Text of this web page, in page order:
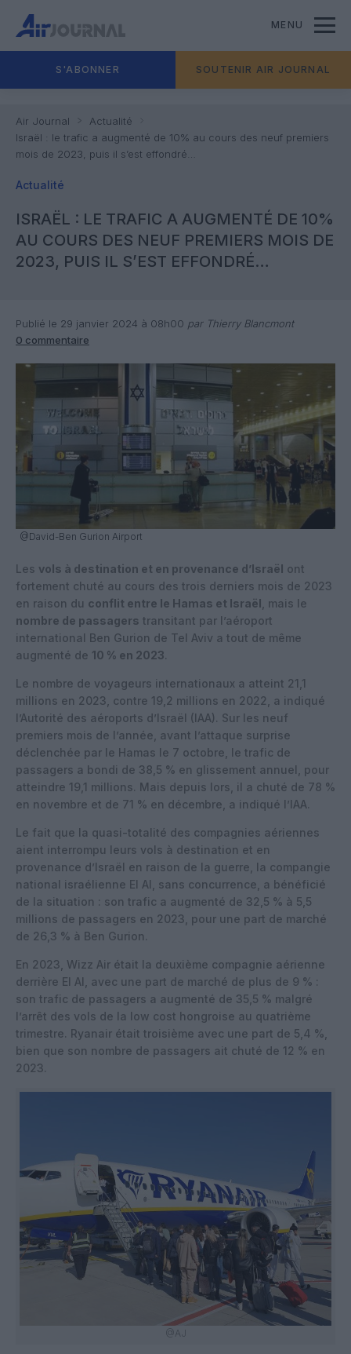
MENU
S'ABONNER SOUTENIR AIR JOURNAL
Air Journal
Actualité
Israël : le trafic a augmenté de 10% au cours des neuf premiers
mois de 2023, puis il s’est effondré…
Actualité
ISRAËL : LE TRAFIC A AUGMENTÉ DE 10%
AU COURS DES NEUF PREMIERS MOIS DE
2023, PUIS IL S’EST EFFONDRÉ…
Publié le 29 janvier 2024 à 08h00 par Thierry Blancmont
0 commentaire
@David-Ben Gurion Airport
Les vols à destination et en provenance d’Israël ont
fortement chuté au cours des trois derniers mois de 2023
en raison du conflit entre le Hamas et Israël , mais le
nombre de passagers transitant par l’aéroport
international Ben Gurion de Tel Aviv a tout de même
augmenté de 10 % en 2023.
Le nombre de voyageurs internationaux a atteint 21,1
millions en 2023, contre 19,2 millions en 2022, a indiqué
l’Autorité des aéroports d’Israël (IAA). Sur les neuf
premiers mois de l’année, avant l’attaque surprise
déclenchée par le Hamas le 7 octobre, le trafic de
passagers a bondi de 38,5 % en glissement annuel, pour
atteindre 19,1 millions. Mais depuis lors, il a chuté de 78 %
en novembre et de 71 % en décembre, a indiqué l’IAA.
Le fait que la quasi-totalité des compagnies aériennes
aient interrompu leurs vols à destination et en
provenance d’Israël en raison de la guerre, la compangie
national israélienne El Al, sans concurrence, a bénéficié
de la situation : son trafic a augmenté de 32,5 % à 5,5
millions de passagers en 2023, pour une part de marché
de 26,3 % à Ben Gurion.
En 2023, Wizz Air était la deuxième compagnie aérienne
derrière El Al, avec une part de marché de plus de 9 % :
son trafic de passagers a augmenté de 35,5 % malgré
l’arrêt des vols de la low cost hongroise au quatrième
trimestre. Ryanair était troisième avec une part de 5,4 %,
bien que son nombre de passagers ait chuté de 12 % en
2023.
@AJ